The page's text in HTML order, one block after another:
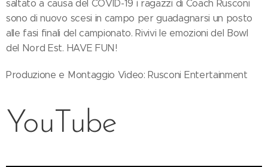
saltato a causa del COVID-19 i ragazzi di Coach Rusconi
sono di nuovo scesi in campo per guadagnarsi un posto
alle fasi finali del campionato. Rivivi le emozioni del Bowl
del Nord Est. HAVE FUN!
Produzione e Montaggio Video: Rusconi Entertainment
YouTube